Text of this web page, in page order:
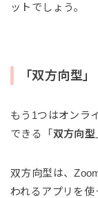
ットでしょう。
「双方向型」
もう1つはオンラ
できる「 双方向型
双方向型は、
われるアプリを